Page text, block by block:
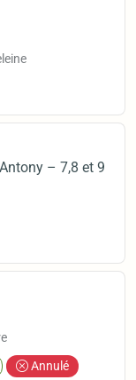
– 7,8 et 9
Annulé